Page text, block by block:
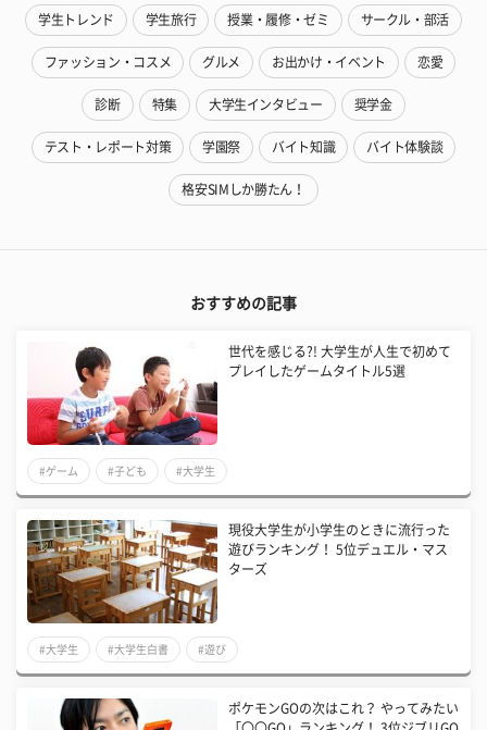
学生トレンド 学生旅行 授業・履修・ゼミ サークル・部活
ファッション・コスメ グルメ お出かけ・イベント 恋愛
診断 特集 大学生インタビュー 奨学金
テスト・レポート対策 学園祭 バイト知識 バイト体験談
格安SIMしか勝たん！
おすすめの記事
​世代を感じる?! 大学生が人生で初めて
プレイしたゲームタイトル5選
#ゲーム #子ども #大学生
現役大学生が小学生のときに流行った
遊びランキング！ 5位デュエル・マス
ターズ
#大学生 #大学生白書 #遊び
ポケモンGOの次はこれ？ やってみたい